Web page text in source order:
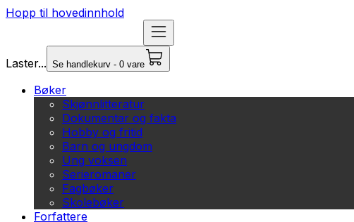
Hopp til hovedinnhold
Laster... Se handlekurv - 0 vare
Bøker
Skjønnlitteratur
Dokumentar og fakta
Hobby og fritid
Barn og ungdom
Ung voksen
Serieromaner
Fagbøker
Skolebøker
Forfattere